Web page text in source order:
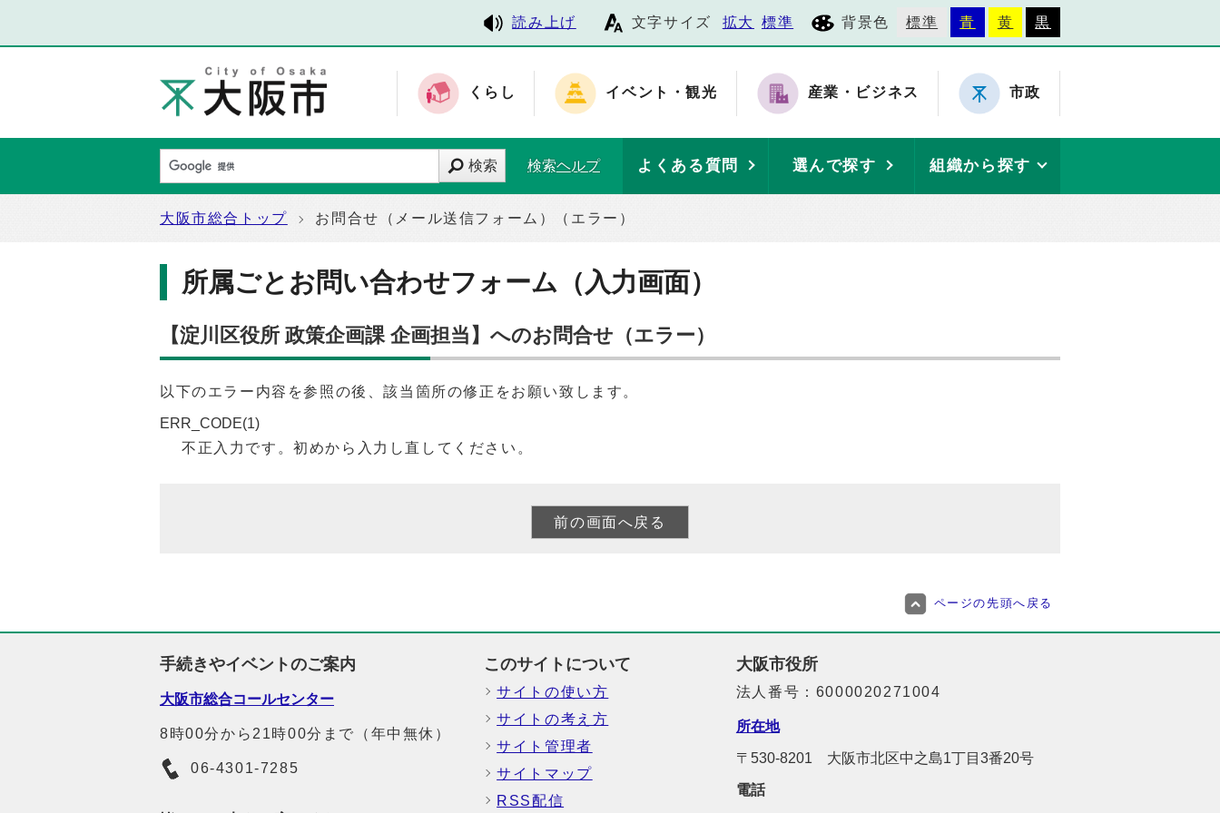
読み上げ 文字サイズ 拡大 標準 背景色 標準 青 黄 黒
くらし イベント・観光 産業・ビジネス 市政
検索 検索ヘルプ よくある質問 選んで探す 組織から探す
大阪市総合トップ お問合せ（メール送信フォーム）（エラー）
所属ごとお問い合わせフォーム（入力画面）
【淀川区役所 政策企画課 企画担当】へのお問合せ（エラー）
以下のエラー内容を参照の後、該当箇所の修正をお願い致します。
ERR_CODE(1)
不正入力です。初めから入力し直してください。
ページの先頭へ戻る
手続きやイベントのご案内
大阪市総合コールセンター
8時00分から21時00分まで（年中無休）
06-4301-7285
このサイトについて
サイトの使い方
サイトの考え方
サイト管理者
サイトマップ
RSS配信
大阪市役所
法人番号：6000020271004
所在地
〒530-8201 大阪市北区中之島1丁目3番20号
電話